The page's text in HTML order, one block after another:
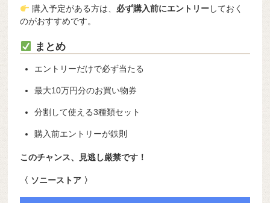
購入予定がある方は、 必ず購入前にエントリーしておく
のがおすすめです。
まとめ
エントリーだけで必ず当たる
最大10万円分のお買い物券
分割して使える3種類セット
購入前エントリーが鉄則
このチャンス、見逃し厳禁です！
〈 ソニーストア 〉